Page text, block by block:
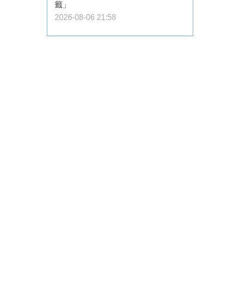
籤」
2026-08-06 21:58